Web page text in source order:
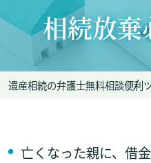
相続放棄
遺産相続の弁護士無料相談便利
亡くなった親に、借